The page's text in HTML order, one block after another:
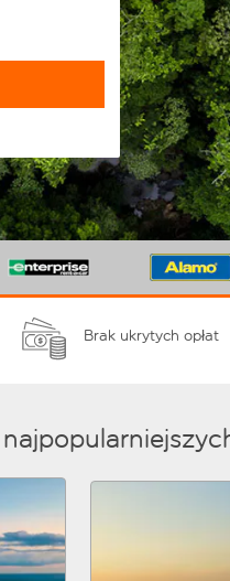
Brak ukrytych opłat